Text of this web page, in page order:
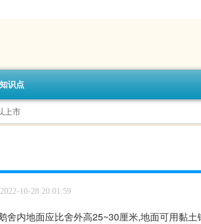
识点
上市
2022-10-28 20:01:59
舍内地面应比舍外高25~30厘米,地面可用黏